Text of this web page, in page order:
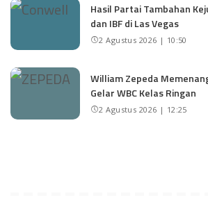
Hasil Partai Tambahan
dan IBF di Las Vegas
2 Agustus 2026 | 10:50
William Zepeda
Gelar WBC Kelas Ringan
2 Agustus 2026 | 12:25